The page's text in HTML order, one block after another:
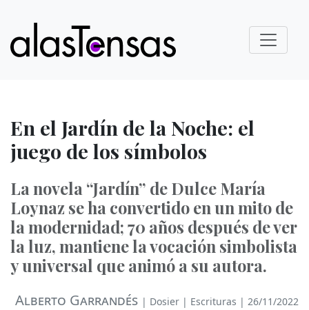
En el Jardín de la Noche: el
juego de los símbolos
La novela “Jardín” de Dulce María
Loynaz se ha convertido en un mito de
la modernidad; 70 años después de ver
la luz, mantiene la vocación simbolista
y universal que animó a su autora.
Alberto Garrandés | Dosier | Escrituras | 26/11/2022